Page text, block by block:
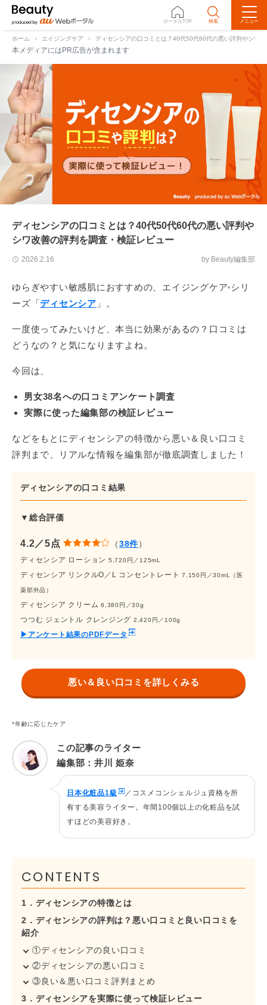
ポータルTOP 検索 メニュー
ホーム エイジングケア ディセンシアの口コミとは？40代50代60代の悪い評判やシワ
本メディアにはPR広告が含まれます
ディセンシアの口コミとは？40代50代60代の悪い評判や
シワ改善の評判を調査・検証レビュー
2026.2.16 by Beauty編集部
ゆらぎやすい敏感肌におすすめの、エイジングケア*シリ
ーズ「ディセンシア 」。
一度使ってみたいけど、本当に効果があるの？口コミは
どうなの？と気になりますよね。
今回は、
男女38名への口コミアンケート調査
実際に使った編集部の検証レビュー
などをもとにディセンシアの特徴から悪い＆良い口コミ
評判まで、リアルな情報を編集部が徹底調査しました！
ディセンシアの口コミ結果
▼総合評価
4.2／5点 （38件）
ディセンシア ローション 5,720円／125mL
ディセンシア リンクルO／L コンセントレート 7,150円／30mL（医
薬部外品）
ディセンシア クリーム 6,380円／30g
つつむ ジェントル クレンジング 2,420円／100g
▶アンケート結果のPDFデータ
悪い＆良い口コミを詳しくみる
*年齢に応じたケア
この記事のライター
編集部：井川 姫奈
日本化粧品1級
／コスメコンシェルジュ資格を所
有する美容ライター。年間100個以上の化粧品を試
すほどの美容好き。
CONTENTS
1．ディセンシアの特徴とは
2．ディセンシアの評判は？悪い口コミと良い口コミを
紹介
①ディセンシアの良い口コミ
②ディセンシアの悪い口コミ
③良い＆悪い口コミ評判まとめ
3．ディセンシアを実際に使って検証レビュー